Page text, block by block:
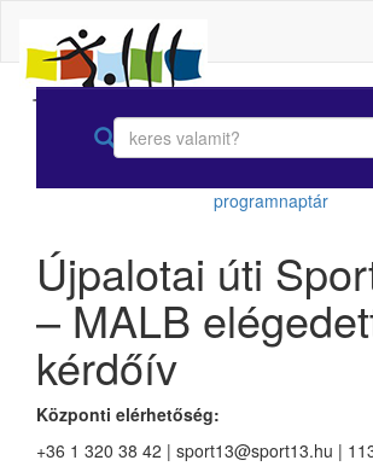
programnaptár
Újpalotai úti
– MALB
kérdőív
Központi elérhetőség:
+36 1 320 38 42 | sport13@sport13.hu |